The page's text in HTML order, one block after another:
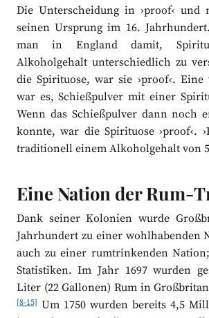
Die Unterscheidung in ›proof‹ und
seinen Ursprung im 16.
man in England damit,
Alkoholgehalt unterschiedlich zu
die Spirituose, war sie ›proof‹. Eine
war es, Schießpulver mit einer
Wenn das Schießpulver dann noch
konnte, war die Spirituose ›proof‹.
traditionell einem Alkoholgehalt von
Eine Nation der Rum-
Dank seiner Kolonien wurde
Jahrhundert zu einer wohlhabenden
auch zu einer rumtrinkenden
Statistiken. Im Jahr 1697 wurden
Liter (22 Gallonen) Rum in
[8-15] Um 1750 wurden bereits 4,5